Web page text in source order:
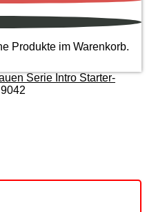
Produkte im Warenkorb.
Serie Intro Starter-